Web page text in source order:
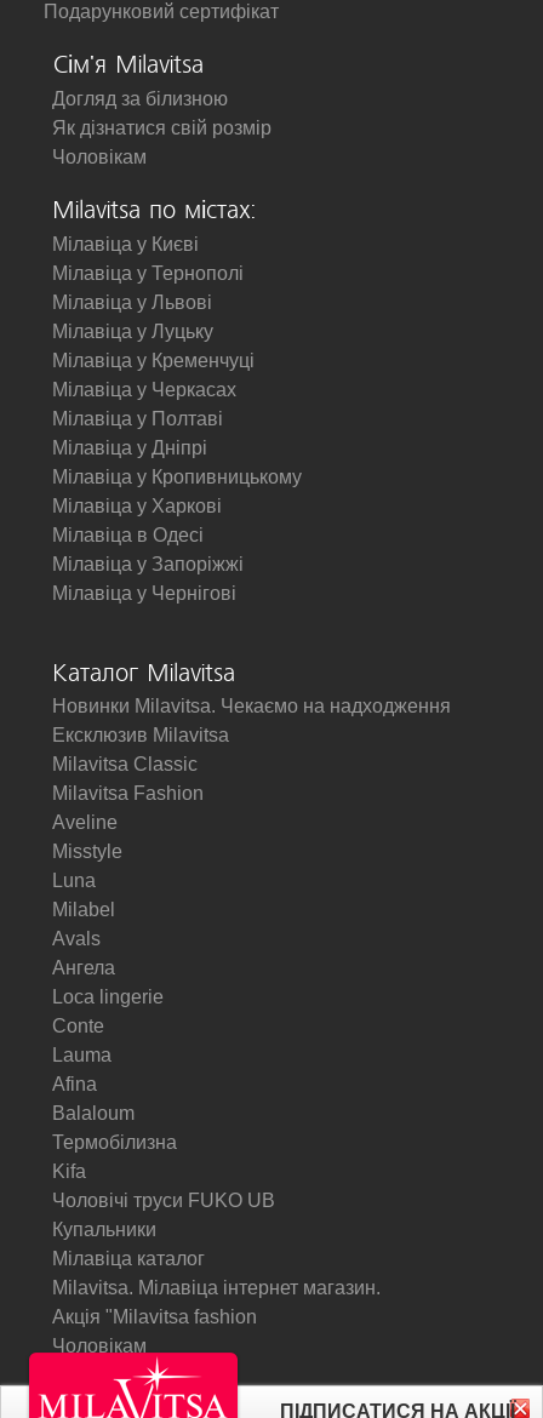
Подарунковий сертифікат
Сім'я Milavitsa
Догляд за білизною
Як дізнатися свій розмір
Чоловікам
Milavitsa по містах:
Мілавіца у Києві
Мілавіца у Тернополі
Мілавіца у Львові
Мілавіца у Луцьку
Мілавіца у Кременчуці
Мілавіца у Черкасах
Мілавіца у Полтаві
Мілавіца у Дніпрі
Мілавіца у Кропивницькому
Мілавіца у Харкові
Мілавіца в Одесі
Мілавіца у Запоріжжі
Мілавіца у Чернігові
Каталог Milavitsa
Новинки Milavitsa. Чекаємо на надходження
Ексклюзив Milavitsa
Milavitsa Classic
Milavitsa Fashion
Aveline
Misstyle
Luna
Milabel
Avals
Ангела
Loca lingerie
Conte
Lauma
Afina
Balaloum
Термобілизна
Kifa
Чоловічі труси FUKO UB
Купальники
Мілавіца каталог
Milavitsa. Мілавіца інтернет магазин.
Акція "Milavitsa fashion
Чоловікам
ПІДПИСАТИСЯ НА АКЦІЇ
© Milavitsa.